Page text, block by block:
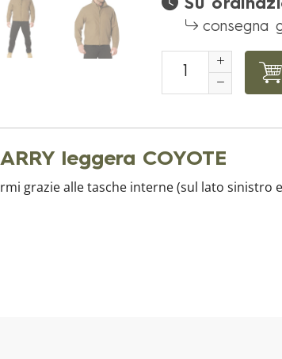
Su
consegna
leggera COYOTE
grazie alle tasche interne (sul lato sinistro
RANGE s.r.o. - Dettagli di contatto